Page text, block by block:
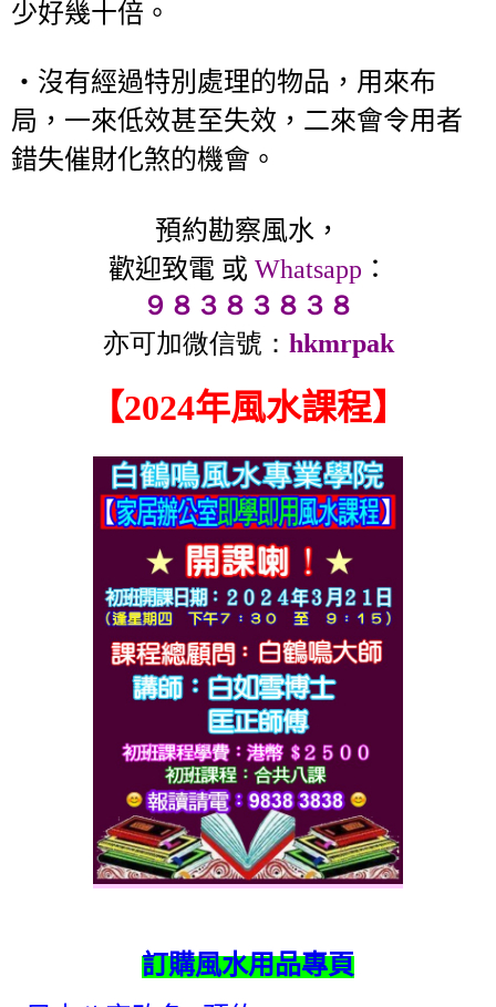
少好幾十倍。
‧沒有經過特別處理的物品，用來布
局，一來低效甚至失效，二來會令用者
錯失催財化煞的機會。
預約勘察風水，
歡迎致電 或 Whatsapp ：
９８３８３８３８
亦可加微信號： hkmrpak
【2024年風水課程】
訂購風水用品專頁